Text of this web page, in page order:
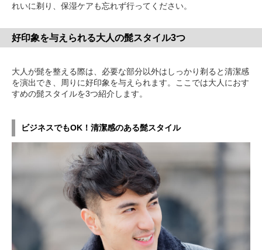
れいに剃り、保湿ケアも忘れず行ってください。
好印象を与えられる大人の髭スタイル3つ
大人が髭を整える際は、必要な部分以外はしっかり剃ると清潔感
を演出でき、周りに好印象を与えられます。ここでは大人におす
すめの髭スタイルを3つ紹介します。
ビジネスでもOK！清潔感のある髭スタイル